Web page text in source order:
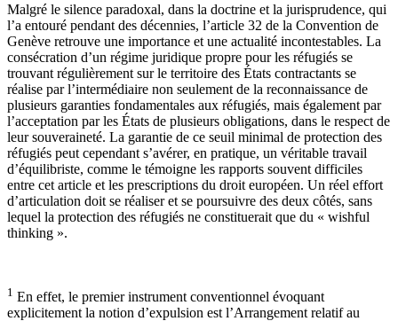
Malgré le silence paradoxal, dans la doctrine et la jurisprudence, qui
l’a entouré pendant des décennies, l’article 32 de la Convention de
Genève retrouve une importance et une actualité incontestables. La
consécration d’un régime juridique propre pour les réfugiés se
trouvant régulièrement sur le territoire des États contractants se
réalise par l’intermédiaire non seulement de la reconnaissance de
plusieurs garanties fondamentales aux réfugiés, mais également par
l’acceptation par les États de plusieurs obligations, dans le respect de
leur souveraineté. La garantie de ce seuil minimal de protection des
réfugiés peut cependant s’avérer, en pratique, un véritable travail
d’équilibriste, comme le témoigne les rapports souvent difficiles
entre cet article et les prescriptions du droit européen. Un réel effort
d’articulation doit se réaliser et se poursuivre des deux côtés, sans
lequel la protection des réfugiés ne constituerait que du « wishful
thinking ».
1 En effet, le premier instrument conventionnel évoquant
explicitement la notion d’expulsion est l’Arrangement relatif au